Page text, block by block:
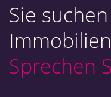
Sie suchen
Sprechen